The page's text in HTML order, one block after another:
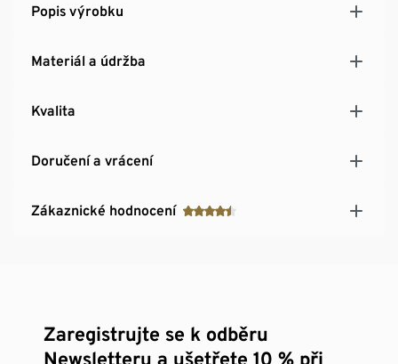
Popis výrobku
Materiál a údržba
Kvalita
Doručení a vrácení
Zákaznické hodnocení
Zaregistrujte se k odběru
Newsletteru a ušetřete 10 % při